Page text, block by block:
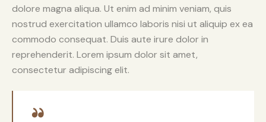
dolore magna aliqua. Ut enim ad minim veniam, quis
nostrud exercitation ullamco laboris nisi ut aliquip ex ea
commodo consequat. Duis aute irure dolor in
reprehenderit. Lorem ipsum dolor sit amet,
consectetur adipiscing elit.